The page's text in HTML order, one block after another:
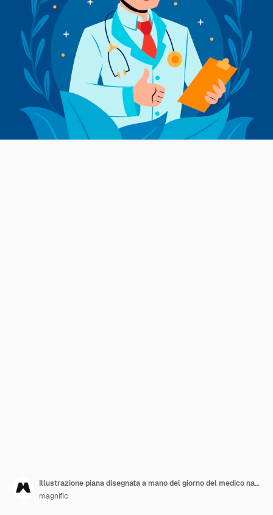
Illustrazione piana disegnata a mano del giorno del medico nazionale
magnific